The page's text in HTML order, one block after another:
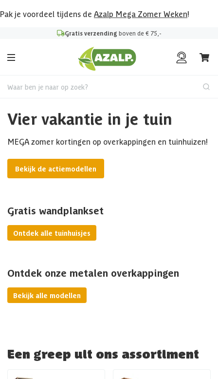
Pak je voordeel tijdens de Azalp Mega Zomer Weken!
Gratis verzending boven de € 75,-
Waar ben je naar op zoek?
Vier vakantie in je tuin
MEGA zomer kortingen op overkappingen en tuinhuizen!
Bekijk de actiemodellen
Gratis wandplankset
Ontdek alle tuinhuisjes
Ontdek onze metalen overkappingen
Bekijk alle modellen
Een greep uit ons assortiment